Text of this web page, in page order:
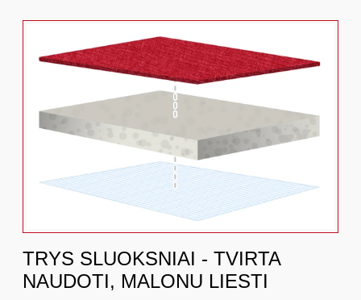
TRYS SLUOKSNIAI - TVIRTA
NAUDOTI, MALONU LIESTI